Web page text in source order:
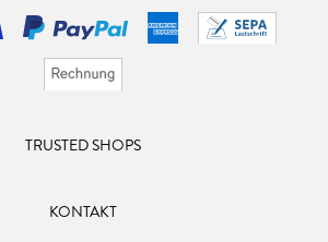
TRUSTED SHOPS
KONTAKT